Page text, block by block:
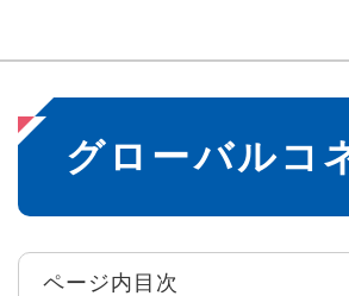
本
文
グローバルコ
ページ内目次